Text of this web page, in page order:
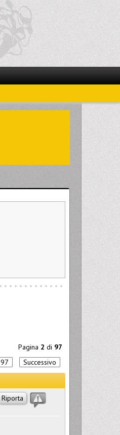
Pagina 2 di 97
97 Successivo
Riporta